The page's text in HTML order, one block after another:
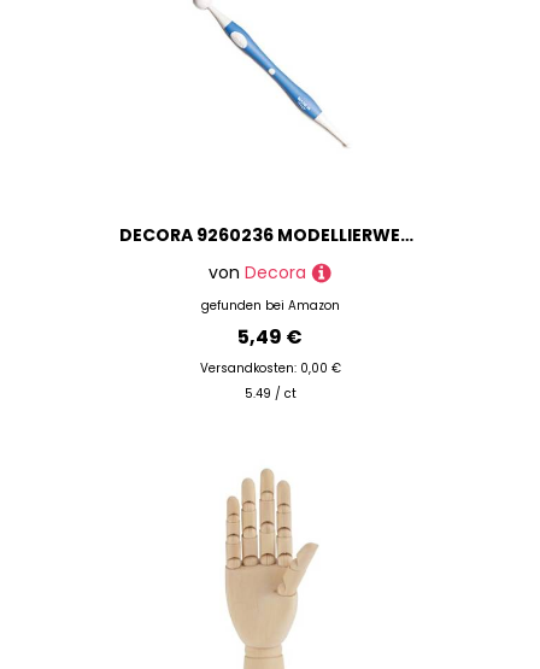
DECORA 9260236 MODELLIERWERKZEUG BALLTOOL 15/4MM
von Decora
gefunden bei Amazon
5,49 €
Versandkosten: 0,00 €
5.49 / ct